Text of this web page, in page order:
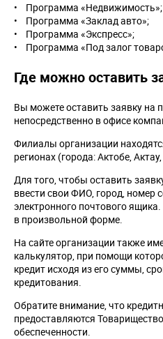
• Программа «Недвижимость»;
• Программа «Заклад авто»;
• Программа «Экспресс»;
• Программа «Под залог
Где можно оставить
Вы можете оставить заявку на
непосредственно в офисе
Филиалы организации
регионах (города: Актобе,
Для того, чтобы оставить
ввести свои ФИО, город, номер
электронного почтового
в произвольной форме.
На сайте организации также
калькулятор, при помощи
кредит исходя из его суммы,
кредитования.
Обратите внимание, что
предоставляются
обеспеченности.